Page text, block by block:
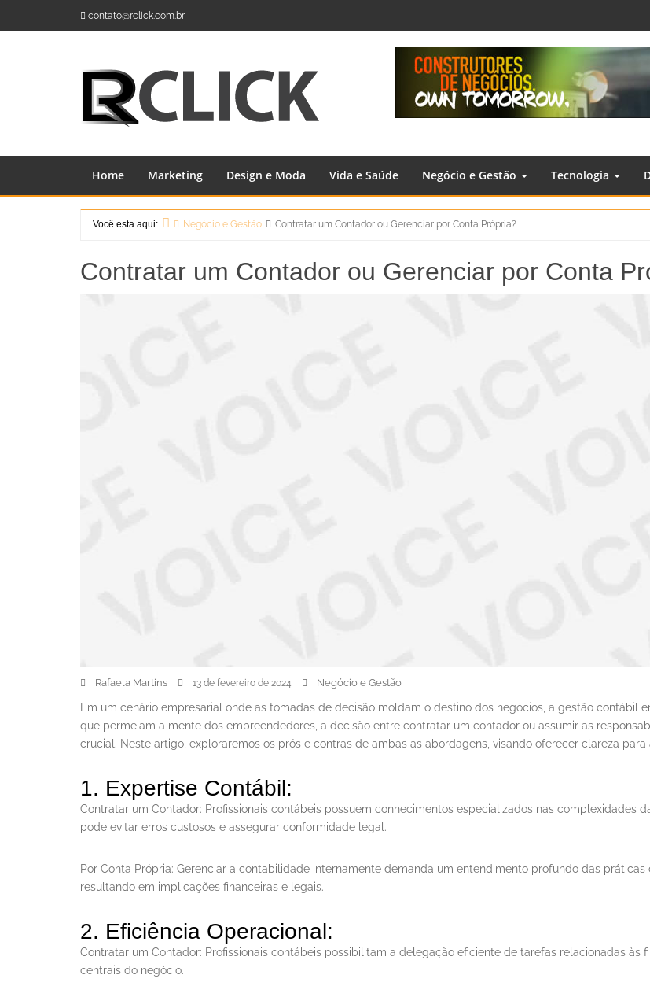
contato@rclick.com.br
Home Marketing Design e Moda Vida e Saúde Negócio e Gestão Tecnologia
Você esta aqui:
Negócio e Gestão Contratar um Contador ou Gerenciar por Conta Própria?
Contratar um Contador ou Gerenciar por Conta
Rafaela Martins 13 de fevereiro de 2024 Negócio e Gestão
Em um cenário empresarial onde as tomadas de decisão moldam o destino dos negócios, a gestão contábil
que permeiam a mente dos empreendedores, a decisão entre contratar um contador ou assumir as
crucial. Neste artigo, exploraremos os prós e contras de ambas as abordagens, visando oferecer clareza
1. Expertise Contábil:
Contratar um Contador: Profissionais contábeis possuem conhecimentos especializados nas complexidades
pode evitar erros custosos e assegurar conformidade legal.
Por Conta Própria: Gerenciar a contabilidade internamente demanda um entendimento profundo das
resultando em implicações financeiras e legais.
2. Eficiência Operacional:
Contratar um Contador: Profissionais contábeis possibilitam a delegação eficiente de tarefas relacionadas
centrais do negócio.